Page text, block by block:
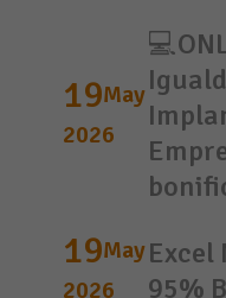
19May
2026
19May
2026
Excel
95%